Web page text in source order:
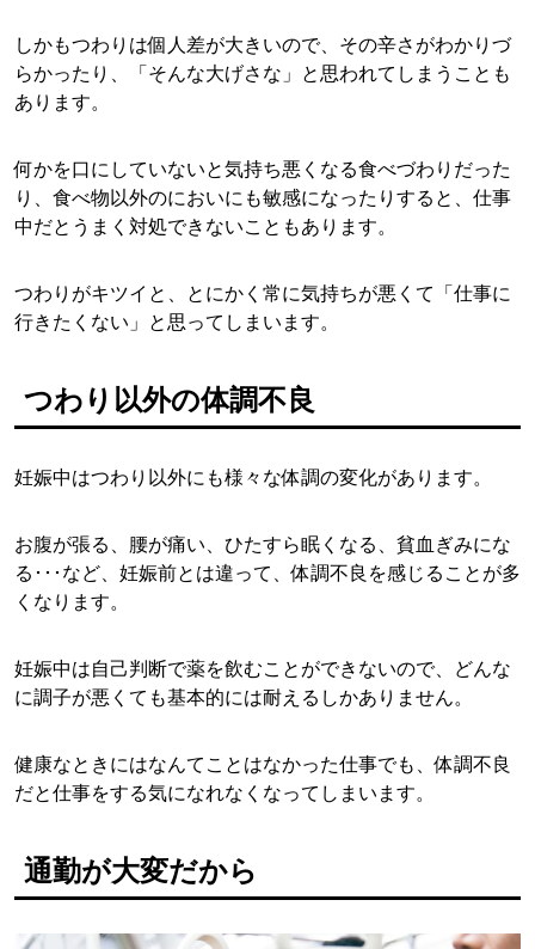
しかもつわりは個人差が大きいので、その辛さがわかりづ
らかったり、「そんな大げさな」と思われてしまうことも
あります。
何かを口にしていないと気持ち悪くなる食べづわりだった
り、食べ物以外のにおいにも敏感になったりすると、仕事
中だとうまく対処できないこともあります。
つわりがキツイと、とにかく常に気持ちが悪くて「仕事に
行きたくない」と思ってしまいます。
つわり以外の体調不良
妊娠中はつわり以外にも様々な体調の変化があります。
お腹が張る、腰が痛い、ひたすら眠くなる、貧血ぎみにな
る･･･など、妊娠前とは違って、体調不良を感じることが多
くなります。
妊娠中は自己判断で薬を飲むことができないので、どんな
に調子が悪くても基本的には耐えるしかありません。
健康なときにはなんてことはなかった仕事でも、体調不良
だと仕事をする気になれなくなってしまいます。
通勤が大変だから